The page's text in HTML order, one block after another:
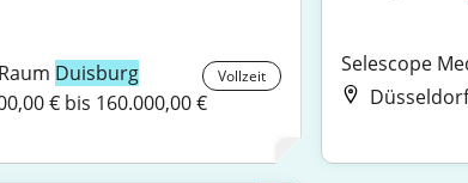
Duisburg Vollzeit
€ bis 160.000,00 €
Selescope